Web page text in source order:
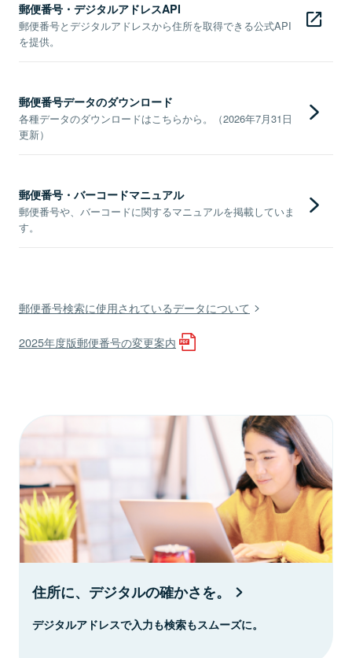
郵便番号・デジタルアドレスAPI
郵便番号とデジタルアドレスから住所を取得できる公式API
を提供。
郵便番号データのダウンロード
各種データのダウンロードはこちらから。（2026年7月31日
更新）
郵便番号・バーコードマニュアル
郵便番号や、バーコードに関するマニュアルを掲載していま
す。
郵便番号検索に使用されているデータについて
2025年度版郵便番号の変更案内
住所に、デジタルの確かさを。
デジタルアドレスで入力も検索もスムーズに。